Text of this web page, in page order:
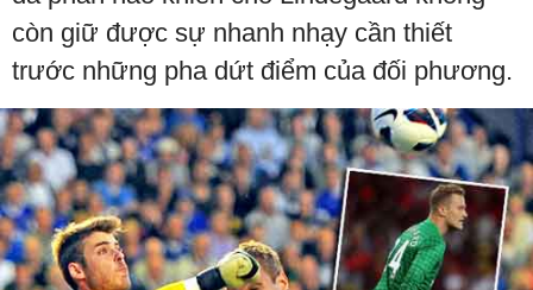
còn giữ được sự nhanh nhạy cần thiết
trước những pha dứt điểm của đối phương.